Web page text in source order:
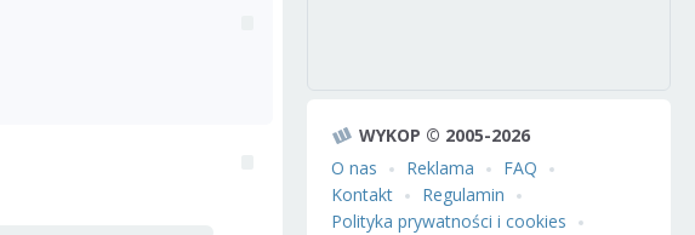
WYKOP © 2005-2026
O nas
Reklama
FAQ
Kontakt
Regulamin
Polityka prywatności i cookies